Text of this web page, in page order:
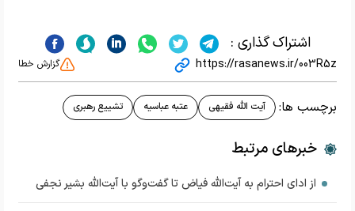
اشتراک گذاری :
https://rasanews.ir/003R5z گزارش خطا
برچسب ها: آیت الله فقیهی عتبه عباسیه تشییع رهبری
خبرهای مرتبط
از ادای احترام به آیت‌الله فیاض تا گفت‌وگو با آیت‌الله بشیر نجفی